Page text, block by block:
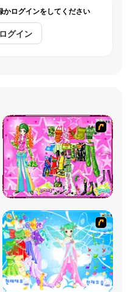
かログインをしてください
ログイン